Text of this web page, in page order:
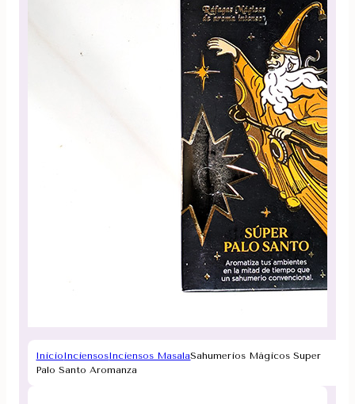
InicioInciensosInciensos MasalaSahumerios Mágicos Super
Palo Santo Aromanza